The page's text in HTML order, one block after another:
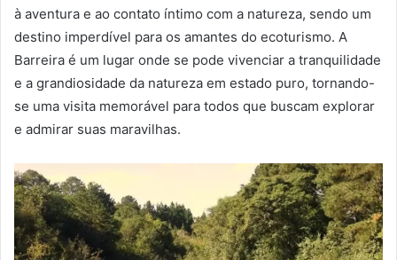
à aventura e ao contato íntimo com a natureza, sendo um
destino imperdível para os amantes do ecoturismo. A
Barreira é um lugar onde se pode vivenciar a tranquilidade
e a grandiosidade da natureza em estado puro, tornando-
se uma visita memorável para todos que buscam explorar
e admirar suas maravilhas.